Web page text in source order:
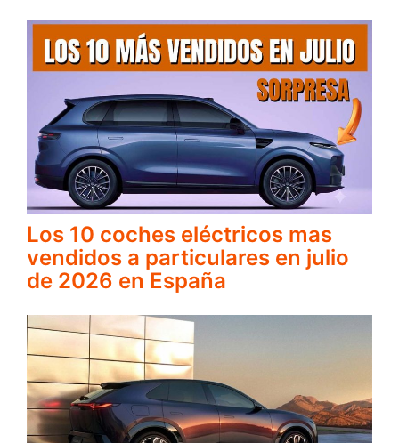
Los 10 coches eléctricos mas
vendidos a particulares en julio
de 2026 en España